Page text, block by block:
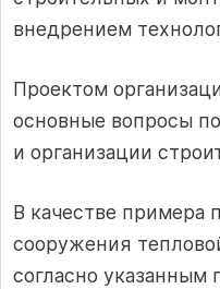
внедрением
Проектом
основные вопросы
и организации
В качестве примера
сооружения
согласно